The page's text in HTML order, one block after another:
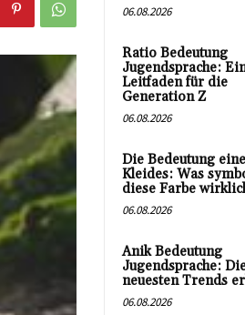
06.08.2026
Ratio Bedeutung
Jugendsprache:
Leitfaden für die
Generation Z
06.08.2026
Die Bedeutung
Kleides: Was
diese Farbe
06.08.2026
Anik Bedeutung
Jugendsprache:
neuesten Trends
06.08.2026